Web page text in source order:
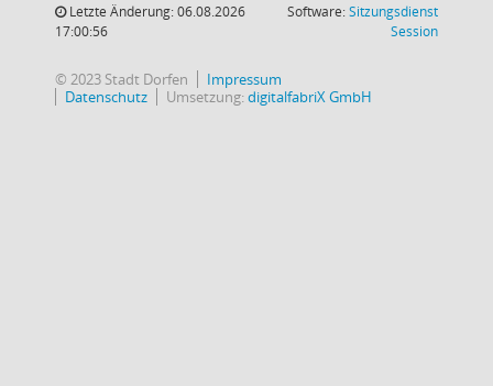
Letzte Änderung: 06.08.2026
17:00:56
Software:Sitzungsdienst
Session(Wird in
© 2023 Stadt Dorfen
Impressum
Datenschutz
Umsetzung:digitalfabriX GmbH